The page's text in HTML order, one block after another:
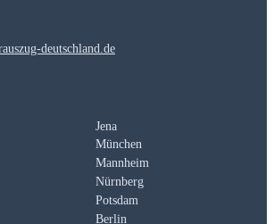
deutschland.de
Jena
München
Mannheim
Nürnberg
Potsdam
Berlin